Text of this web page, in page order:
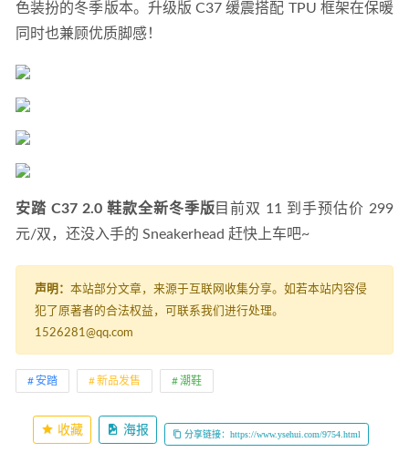
色装扮的冬季版本。升级版 C37 缓震搭配 TPU 框架在保暖
同时也兼顾优质脚感！
安踏 C37 2.0 鞋款全新冬季版目前双 11 到手预估价 299
元/双，还没入手的 Sneakerhead 赶快上车吧~
声明： 本站部分文章，来源于互联网收集分享。如若本站内容侵
犯了原著者的合法权益，可联系我们进行处理。
1526281@qq.com
安踏 新品发售 潮鞋
收藏 海报 分享链接：https://www.ysehui.com/9754.html